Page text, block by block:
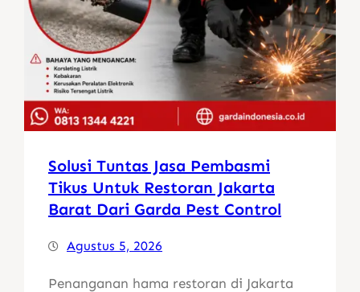
Solusi Tuntas Jasa Pembasmi
Tikus Untuk Restoran Jakarta
Barat Dari Garda Pest Control
Agustus 5, 2026
Penanganan hama restoran di Jakarta